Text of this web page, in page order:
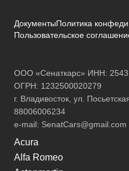
ДокументыПолитика
Пользовательское
ООО «Сенаткарс» ИНН:
ОГРН: 1232500020279
г. Владивосток, ул.
88006006234
e-mail: SenatCars@gmail.com
Acura
Alfa Romeo